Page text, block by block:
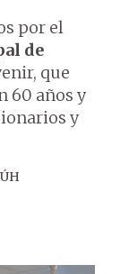
por el
de
que
60 años y
y